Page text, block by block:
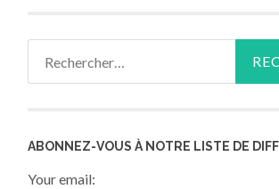
ABONNEZ-VOUS À NOTRE LISTE DE
Your email: